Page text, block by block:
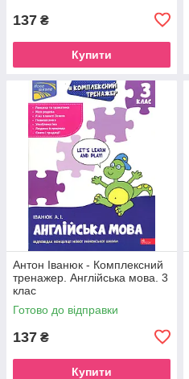
137 ₴
Купити
Антон Іванюк - Комплексний
тренажер. Англійська мова. 3
клас
Готово до відправки
137 ₴
Купити